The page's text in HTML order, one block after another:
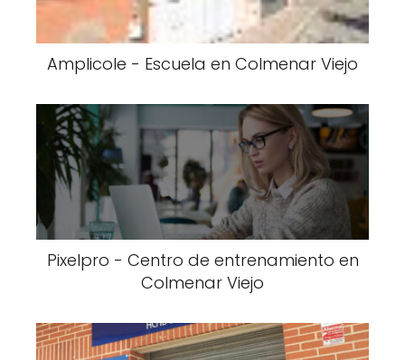
Amplicole - Escuela en Colmenar Viejo
Pixelpro - Centro de entrenamiento en
Colmenar Viejo